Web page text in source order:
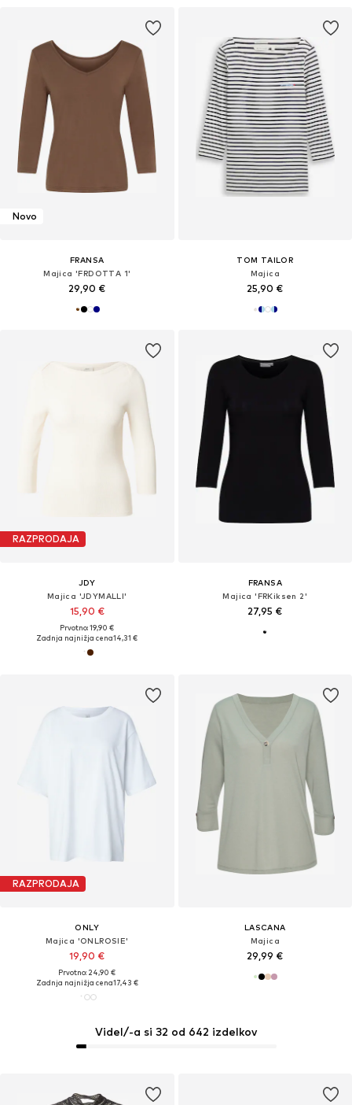
Novo
FRANSA
Majica 'FRDOTTA 1'
29,90 €
TOM TAILOR
Majica
25,90 €
RAZPRODAJA
JDY
Majica 'JDYMALLI'
15,90 €
Prvotno: 19,90 €
Zadnja najnižja cena14,31 €
FRANSA
Majica 'FRKiksen 2'
27,95 €
RAZPRODAJA
ONLY
Majica 'ONLROSIE'
19,90 €
Prvotno: 24,90 €
Zadnja najnižja cena17,43 €
LASCANA
Majica
29,99 €
Videl/-a si 32 od 642 izdelkov